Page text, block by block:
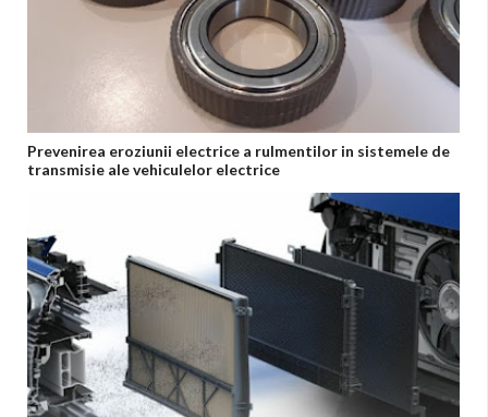
Prevenirea eroziunii electrice a rulmentilor in sistemele de
transmisie ale vehiculelor electrice